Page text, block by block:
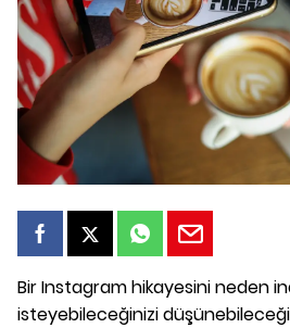
Bir Instagram hikayesini neden
isteyebileceğinizi